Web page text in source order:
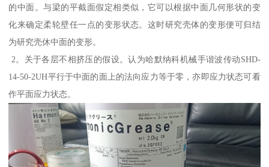
的中面。与梁的平截面假定相类似，它可以根据中面几何形状的变
化来确定柔轮壁任一点的变形状态。这时研究壳体的变形便可归结
为研究壳休中面的变形。
2。关于各层不相挤压的假设。认为哈默纳科机械手谐波传动SHD-
14-50-2UH平行于中面的面上的法向应力等于零，亦即应力状态可看
作平面应力状态。